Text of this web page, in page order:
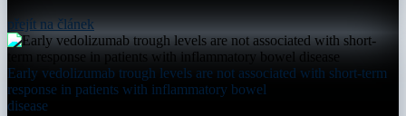
přejít na článek
Early vedolizumab trough levels are not associated with short-term
response in patients with inflammatory bowel
disease